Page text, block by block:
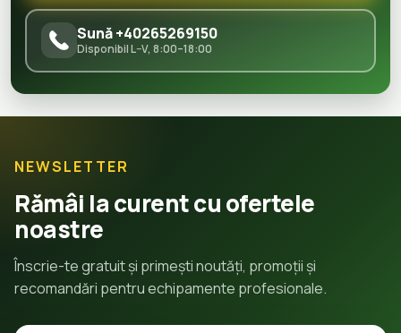
Sună +40265269150
Disponibil L–V, 8:00–18:00
NEWSLETTER
Rămâi la curent cu ofertele
noastre
Înscrie-te gratuit și primești noutăți, promoții și
recomandări pentru echipamente profesionale.